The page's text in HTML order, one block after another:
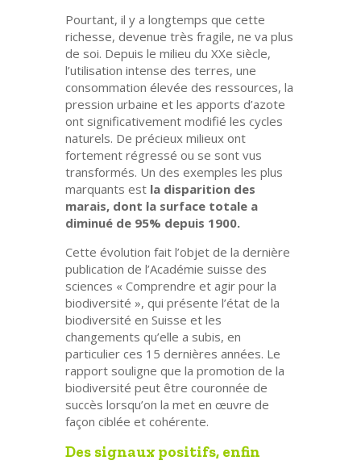
Pourtant, il y a longtemps que cette
richesse, devenue très fragile, ne va plus
de soi. Depuis le milieu du XXe siècle,
l’utilisation intense des terres, une
consommation élevée des ressources, la
pression urbaine et les apports d’azote
ont significativement modifié les cycles
naturels. De précieux milieux ont
fortement régressé ou se sont vus
transformés. Un des exemples les plus
marquants est la disparition des
marais, dont la surface totale a
diminué de 95% depuis 1900.
Cette évolution fait l’objet de la dernière
publication de l’Académie suisse des
sciences « Comprendre et agir pour la
biodiversité », qui présente l’état de la
biodiversité en Suisse et les
changements qu’elle a subis, en
particulier ces 15 dernières années. Le
rapport souligne que la promotion de la
biodiversité peut être couronnée de
succès lorsqu’on la met en œuvre de
façon ciblée et cohérente.
Des signaux positifs, enfin